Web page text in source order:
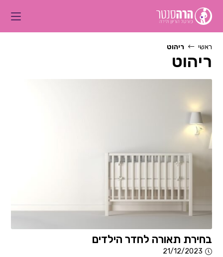
content
ראשי ריהוט
ריהוט
בחירת תאורה לחדר הילדים
21/12/2023